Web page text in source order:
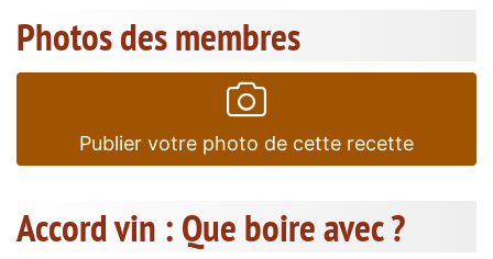
Photos des membres
Publier votre photo de cette recette
Accord vin : Que boire avec ?